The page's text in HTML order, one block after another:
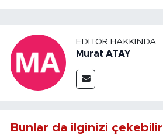
EDITÖR HAKKINDA
Murat ATAY
Bunlar da ilginizi çekebilir